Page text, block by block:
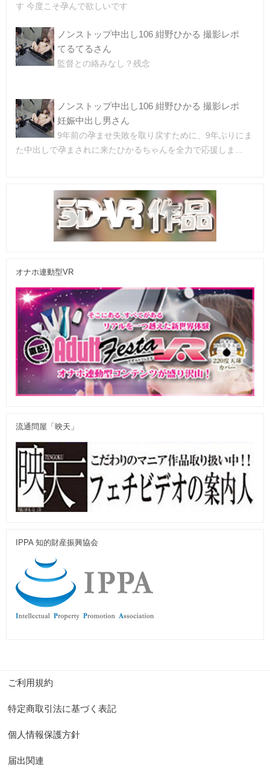
す 今度こそ孕んで欲しいです
ノンストップ中出し106 紺野ひかる 撮影レポ
てるてるさん
監督との絡みなし？残念
ノンストップ中出し106 紺野ひかる 撮影レポ
妊娠中出し男さん
9年前の孕ませ失敗を取り戻すために、9年ぶりにま
た中出しで孕まされに来たひかるちゃんを全力で応援しま...
オナホ連動型VR
流通問屋「映天」
IPPA 知的財産振興協会
ご利用規約
特定商取引法に基づく表記
個人情報保護方針
届出関連